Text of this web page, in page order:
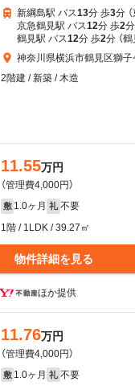
新綱島駅 バス13分 歩3分
京急鶴見駅 バス12分 歩2
鶴見駅 バス12分 歩2分 （
神奈川県横浜市鶴見区獅
2階建 / 新築 / 木造
11.55万円
（管理費4,000円）
敷 1.0ヶ月 礼 不要
1階 / 1LDK / 39.27㎡
物件詳細を見る
ほか提供
11.76万円
（管理費4,000円）
敷 1.0ヶ月 礼 不要